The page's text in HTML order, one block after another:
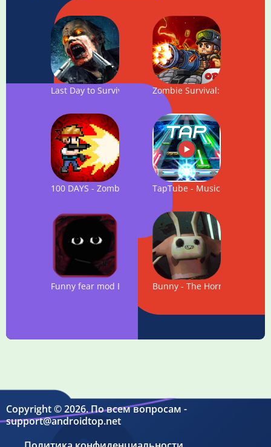
Last Day to Survive - FREE Zombie Survival Game
Zombie Survival: Game of
100 DAYS - Zombie SurvivalTapTube - Music Video
Funny fear mod Bob Character TestBunny - The Horror Game
Copyright © 2026. По всем вопросам -
support@androidtop.net